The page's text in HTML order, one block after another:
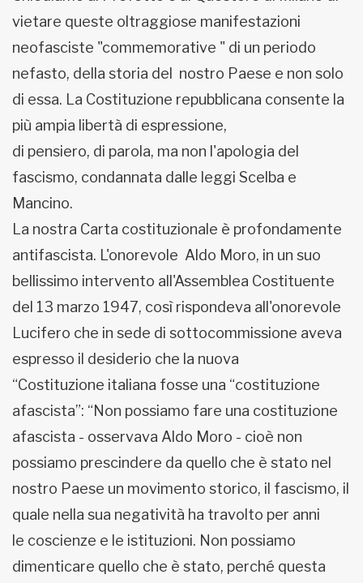
vietare queste oltraggiose manifestazioni
neofasciste "commemorative " di un periodo
nefasto, della storia del nostro Paese e non solo
di essa. La Costituzione repubblicana consente la
più ampia libertà di espressione,
di pensiero, di parola, ma non l'apologia del
fascismo, condannata dalle leggi Scelba e
Mancino.
La nostra Carta costituzionale è profondamente
antifascista. L'onorevole Aldo Moro, in un suo
bellissimo intervento all'Assemblea Costituente
del 13 marzo 1947, così rispondeva all'onorevole
Lucifero che in sede di sottocommissione aveva
espresso il desiderio che la nuova
“Costituzione italiana fosse una “costituzione
afascista”: “Non possiamo fare una costituzione
afascista - osservava Aldo Moro - cioè non
possiamo prescindere da quello che è stato nel
nostro Paese un movimento storico, il fascismo, il
quale nella sua negatività ha travolto per anni
le coscienze e le istituzioni. Non possiamo
dimenticare quello che è stato, perché questa